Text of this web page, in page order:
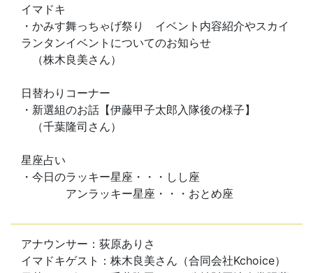
イマドキ
・かみす舞っちゃげ祭り イベント内容紹介やスカイ
ランタンイベントについてのお知らせ
（株木良美さん）
日替わりコーナー
・新選組のお話【伊藤甲子太郎入隊後の様子】
（千葉隆司さん）
星座占い
・今日のラッキー星座・・・しし座
アンラッキー星座・・・おとめ座
アナウンサー：荻原ありさ
イマドキゲスト：株木良美さん（合同会社Kchoice）